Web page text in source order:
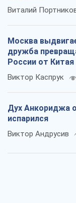
Виталий
Москва
дружба
России от Китая
Виктор Каспрук
Дух Анкориджа
испарился
Виктор Андрусив